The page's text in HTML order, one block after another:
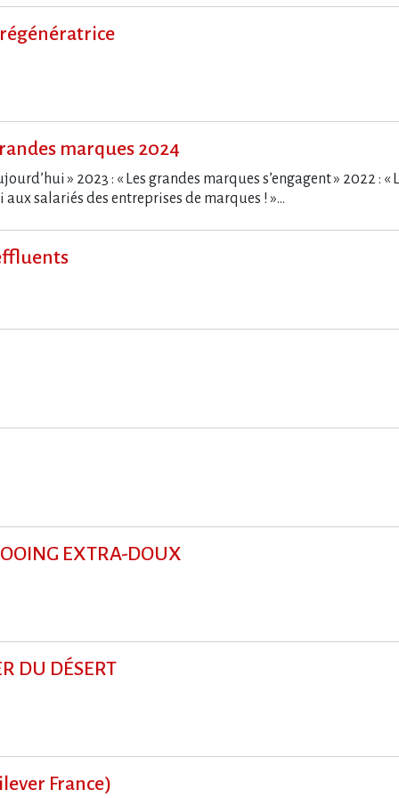
marques 2024
» 2023 : « Les grandes marques s’engagent » 2022 : «
aux salariés des entreprises de marques ! »…
EXTRA-DOUX
DU DÉSERT
France)